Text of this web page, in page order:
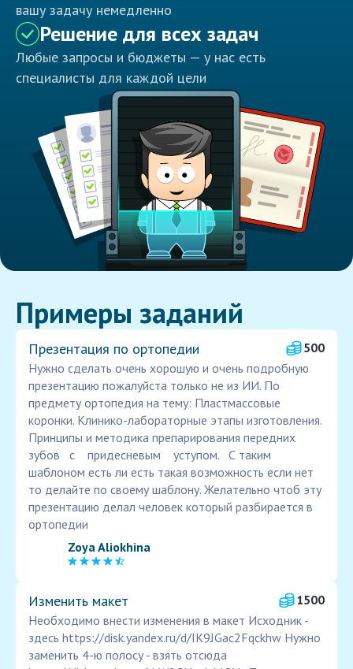
вашу задачу немедленно
Решение для всех задач
Любые запросы и бюджеты — у нас есть
специалисты для каждой цели
Примеры заданий
Презентация по ортопедии
500
Нужно сделать очень хорошую и очень подробную
презентацию пожалуйста только не из ИИ. По
предмету ортопедия на тему: Пластмассовые
коронки. Клинико-лабораторные этапы изготовления.
Принципы и методика препарирования передних
зубов с придесневым уступом. С таким
шаблоном есть ли есть такая возможность если нет
то делайте по своему шаблону. Желательно чтоб эту
презентацию делал человек который разбирается в
ортопедии
Zoya Aliokhina
Изменить макет
1500
Необходимо внести изменения в макет Исходник -
здесь https://disk.yandex.ru/d/IK9JGac2Fqckhw Нужно
заменить 4-ю полосу - взять отсюда